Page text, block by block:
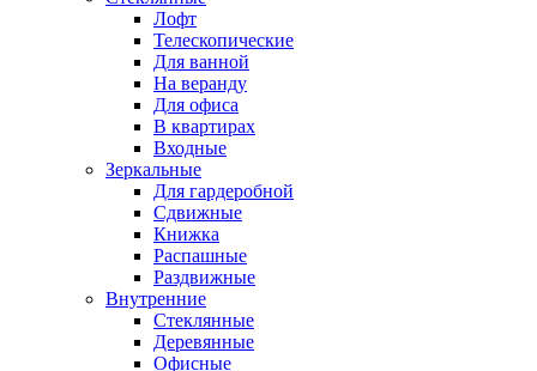
Лофт
Телескопические
Для ванной
На веранду
Для офиса
В квартирах
Входные
Зеркальные
Для гардеробной
Сдвижные
Книжка
Распашные
Раздвижные
Внутренние
Стеклянные
Деревянные
Офисные